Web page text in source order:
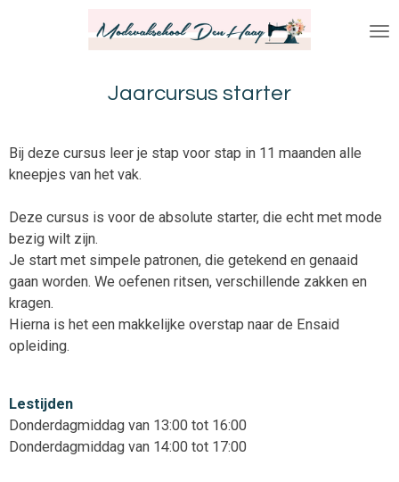
Jaarcursus starter
Bij deze cursus leer je stap voor stap in 11 maanden alle
kneepjes van het vak.
Deze cursus is voor de absolute starter, die echt met mode
bezig wilt zijn.
Je start met simpele patronen, die getekend en genaaid
gaan worden. We oefenen ritsen, verschillende zakken en
kragen.
Hierna is het een makkelijke overstap naar de Ensaid
opleiding.
Lestijden
Donderdagmiddag van 13:00 tot 16:00
Donderdagmiddag van 14:00 tot 17:00